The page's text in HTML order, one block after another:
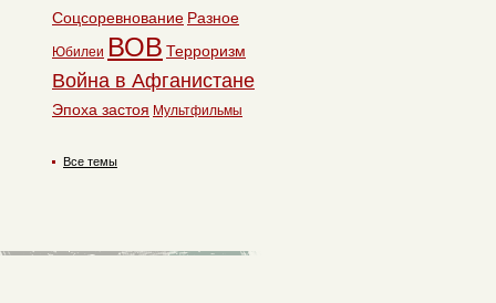
Соцсоревнование Разное
Юбилеи ВОВ Терроризм
Война в Афганистане
Эпоха застоя Мультфильмы
Все темы